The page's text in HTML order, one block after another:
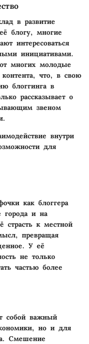
в развитие
блогу, многие
интересоваться
инициативами.
многих молодые
что, в свою
блоггинга в
рассказывает о
звеном
внутри
для
как блоггера
города и на
страсть к местной
превращая
У её
не только
частью более
собой важный
но и для
Смешение